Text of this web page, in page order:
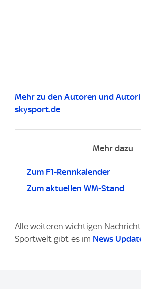
Mehr zu den Autoren und
skysport.de
Mehr dazu
Zum F1-Rennkalender
Zum aktuellen WM-Stand
Alle weiteren wichtigen
Sportwelt gibt es im News